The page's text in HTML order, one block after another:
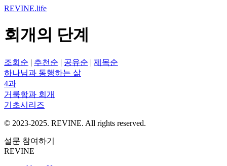
REVINE.life
회개의 단계
조회순 | 추천순 | 공유순 | 제목순
하나님과 동행하는 삶
4과
거룩함과 회개
기초시리즈
© 2023-2025. REVINE. All rights reserved.
설문 참여하기
REVINE